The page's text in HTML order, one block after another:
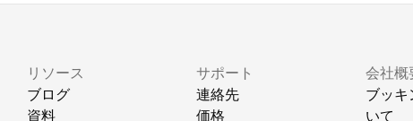
リソース
ブログ
資料
サポート
連絡先
価格
会社概
ブッ
いて